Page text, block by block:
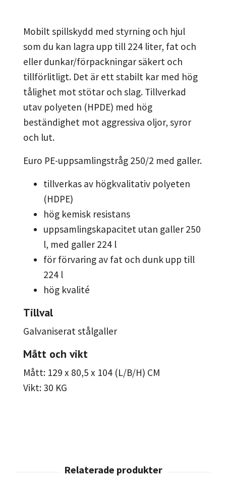
Mobilt spillskydd med styrning och hjul
som du kan lagra upp till 224 liter, fat och
eller dunkar/förpackningar säkert och
tillförlitligt. Det är ett stabilt kar med hög
tålighet mot stötar och slag. Tillverkad
utav polyeten (HPDE) med hög
beständighet mot aggressiva oljor, syror
och lut.
Euro PE-uppsamlingstråg 250/2 med galler.
tillverkas av högkvalitativ polyeten
(HDPE)
hög kemisk resistans
uppsamlingskapacitet utan galler 250
l, med galler 224 l
för förvaring av fat och dunk upp till
224 l
hög kvalité
Tillval
Galvaniserat stålgaller
Mått och vikt
Mått: 129 x 80,5 x 104 (L/B/H) CM
Vikt: 30 KG